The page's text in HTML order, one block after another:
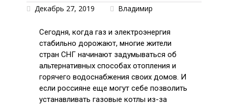
Декабрь 27, 2019 Владимир
Сегодня, когда газ и электроэнергия
стабильно дорожают, многие жители
стран СНГ начинают задумываться об
альтернативных способах отопления и
горячего водоснабжения своих домов. И
если россияне еще могут себе позволить
устанавливать газовые котлы из-за